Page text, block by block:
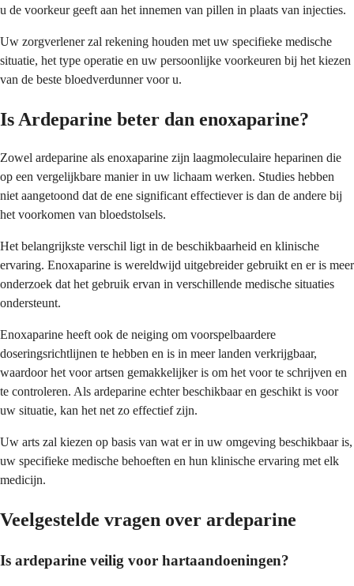
u de voorkeur geeft aan het innemen van pillen in plaats van injecties.
Uw zorgverlener zal rekening houden met uw specifieke medische
situatie, het type operatie en uw persoonlijke voorkeuren bij het kiezen
van de beste bloedverdunner voor u.
Is Ardeparine beter dan enoxaparine?
Zowel ardeparine als enoxaparine zijn laagmoleculaire heparinen die
op een vergelijkbare manier in uw lichaam werken. Studies hebben
niet aangetoond dat de ene significant effectiever is dan de andere bij
het voorkomen van bloedstolsels.
Het belangrijkste verschil ligt in de beschikbaarheid en klinische
ervaring. Enoxaparine is wereldwijd uitgebreider gebruikt en er is meer
onderzoek dat het gebruik ervan in verschillende medische situaties
ondersteunt.
Enoxaparine heeft ook de neiging om voorspelbaardere
doseringsrichtlijnen te hebben en is in meer landen verkrijgbaar,
waardoor het voor artsen gemakkelijker is om het voor te schrijven en
te controleren. Als ardeparine echter beschikbaar en geschikt is voor
uw situatie, kan het net zo effectief zijn.
Uw arts zal kiezen op basis van wat er in uw omgeving beschikbaar is,
uw specifieke medische behoeften en hun klinische ervaring met elk
medicijn.
Veelgestelde vragen over ardeparine
Is ardeparine veilig voor hartaandoeningen?